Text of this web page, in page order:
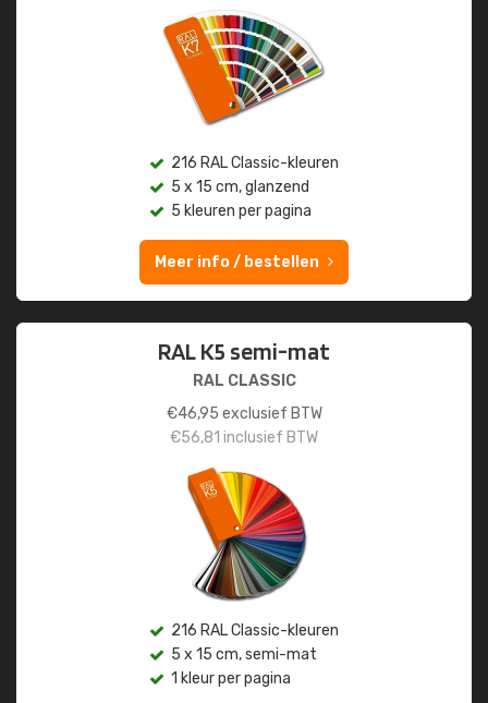
216 RAL Classic-kleuren
5 x 15 cm, glanzend
5 kleuren per pagina
Meer info / bestellen
RAL K5 semi-mat
RAL CLASSIC
€46,95 exclusief BTW
€56,81 inclusief BTW
216 RAL Classic-kleuren
5 x 15 cm, semi-mat
1 kleur per pagina